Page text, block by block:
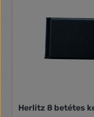
Herlitz 8 betétes